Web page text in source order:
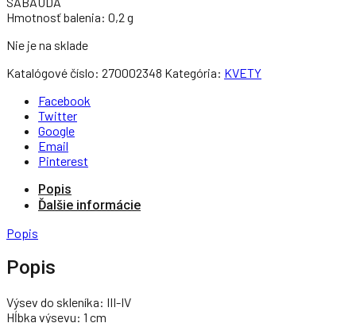
Hmotnosť balenia: 0,2 g
Nie je na sklade
Katalógové číslo: 270002348 Kategória: KVETY
Facebook
Twitter
Google
Email
Pinterest
Popis
Ďalšie informácie
Popis
Popis
Výsev do skleníka: III-IV
Hĺbka výsevu: 1 cm